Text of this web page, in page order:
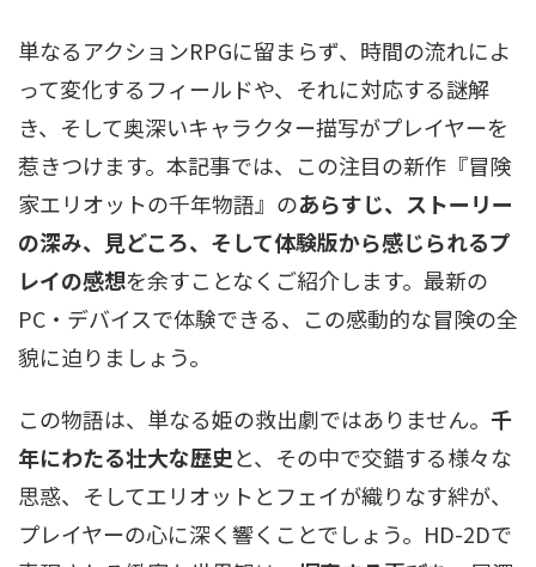
単なるアクションRPGに留まらず、時間の流れによ
って変化するフィールドや、それに対応する謎解
き、そして奥深いキャラクター描写がプレイヤーを
惹きつけます。本記事では、この注目の新作『冒険
家エリオットの千年物語』のあらすじ、ストーリー
の深み、見どころ、そして体験版から感じられるプ
レイの感想を余すことなくご紹介します。最新の
PC・デバイスで体験できる、この感動的な冒険の全
貌に迫りましょう。
この物語は、単なる姫の救出劇ではありません。 千
年にわたる壮大な歴史と、その中で交錯する様々な
思惑、そしてエリオットとフェイが織りなす絆が、
プレイヤーの心に深く響くことでしょう。HD-2Dで